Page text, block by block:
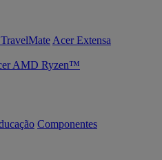
Acer Extensa
AMD Ryzen™
Componentes